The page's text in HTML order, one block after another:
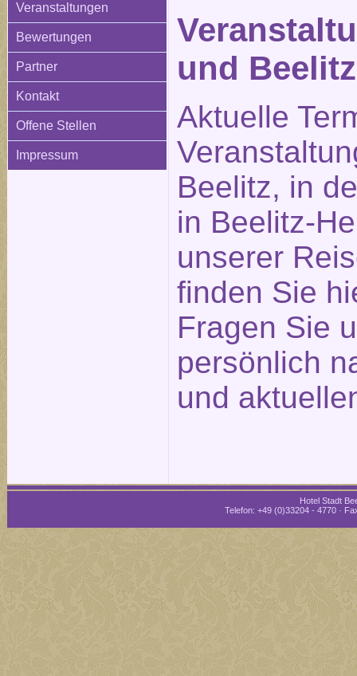
Veranstaltungen
Bewertungen
Partner
Kontakt
Offene Stellen
Impressum
und
Aktuelle
Beelitz, in
in Beelitz-
unserer
finden Sie
Fragen Sie
persönlich
und
Hotel Stadt
Telefon: +49 (0)33204 - 4770 ·